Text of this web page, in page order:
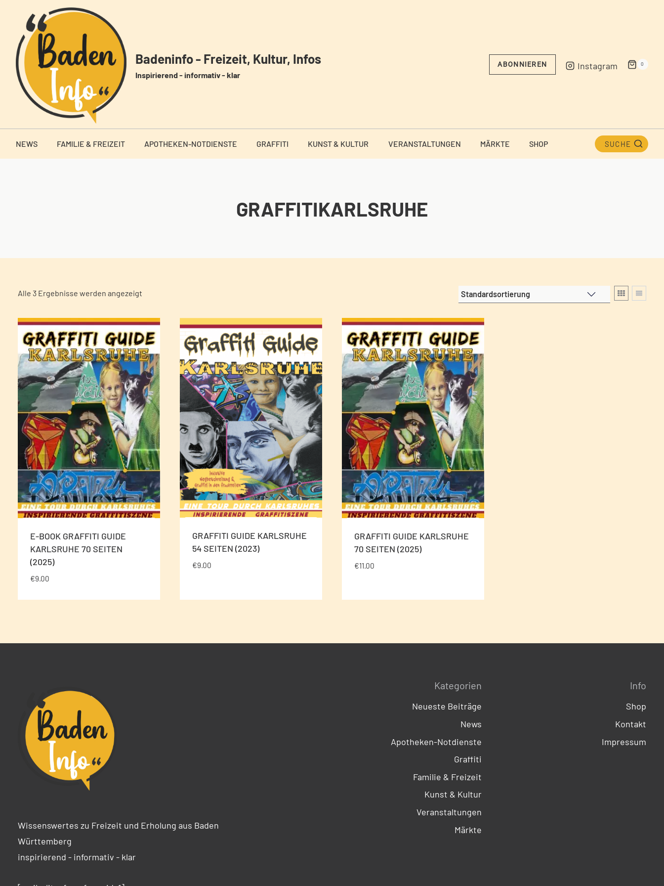
springen
Badeninfo - Freizeit, Kultur, Infos
Inspirierend - informativ - klar
ABONNIEREN Instagram 0
NEWS FAMILIE & FREIZEIT APOTHEKEN-NOTDIENSTE GRAFFITI KUNST & KULTUR VERANSTALTUNGEN MÄRKTE SHOP SUCHE
GRAFFITIKARLSRUHE
Alle 3 Ergebnisse werden angezeigt
E-BOOK GRAFFITI GUIDE
KARLSRUHE 70 SEITEN
(2025)
€9.00
GRAFFITI GUIDE KARLSRUHE
54 SEITEN (2023)
€9.00
GRAFFITI GUIDE KARLSRUHE
70 SEITEN (2025)
€11.00
Wissenswertes zu Freizeit und Erholung aus Baden
Württemberg
inspirierend - informativ - klar
Kategorien
Neueste Beiträge
News
Apotheken-Notdienste
Graffiti
Familie & Freizeit
Kunst & Kultur
Veranstaltungen
Märkte
Info
Shop
Kontakt
Impressum